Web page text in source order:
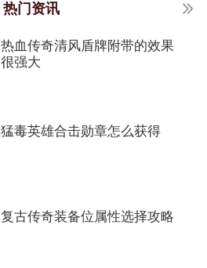
热门资讯
热血传奇清风盾牌附带的效果
很强大
猛毒英雄合击勋章怎么获得
复古传奇装备位属性选择攻略